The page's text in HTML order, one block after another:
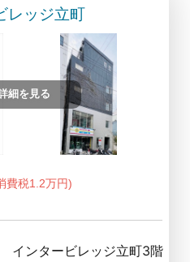
レッジ立町
細を見る
費税1.2万円)
インタービレッジ立町3階